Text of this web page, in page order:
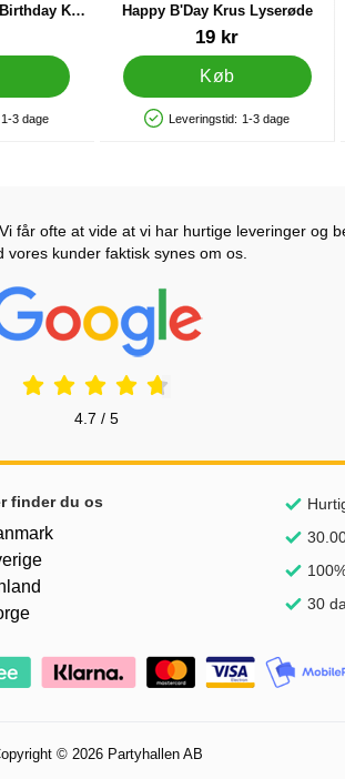
Kat
På lager
1-3 dage
Happy B'Day Krus Lyserøde
19 kr
Køb
Produkttilgængelighed: På lager
Leveringstid: 1-3 dage
får ofte at vide at vi har hurtige leveringer og
vores kunder faktisk synes om os.
Prisjakt Anmeldelser: 4.7 Stjerne
4.7 / 5
finder du os
30
© 2026 Partyhallen AB